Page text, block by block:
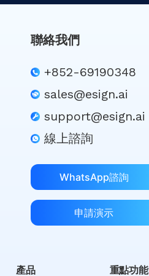
聯絡我們
+852-69190348
sales@esign.ai
support@esign.ai
線上諮詢
WhatsApp諮詢
申請演示
產品 重點功能